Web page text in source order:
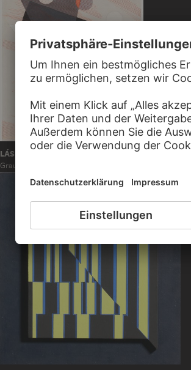
LÁSZLÓ MOHOLY-NAGY
Graue Überschneidungen